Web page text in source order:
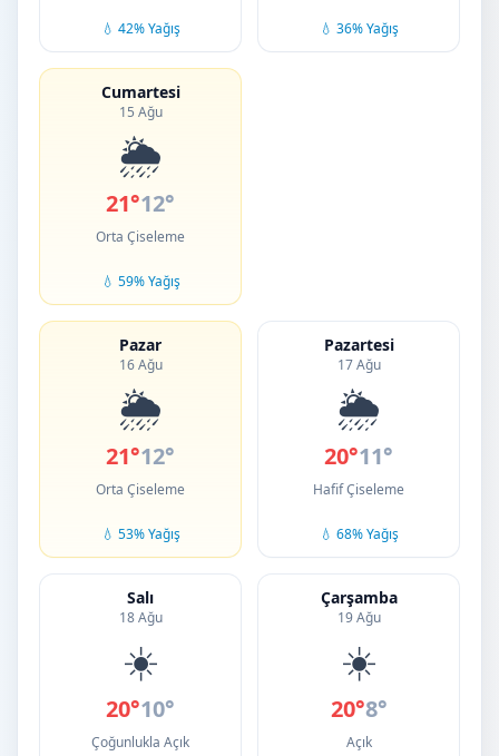
💧 42% Yağış 💧 36% Yağış
Cumartesi
15 Ağu
🌦️
21°12°
Orta Çiseleme
💧 59% Yağış
Pazar
16 Ağu
🌦️
21°12°
Orta Çiseleme
💧 53% Yağış
Pazartesi
17 Ağu
🌦️
20°11°
Hafif Çiseleme
💧 68% Yağış
Salı
18 Ağu
☀️
20°10°
Çoğunlukla Açık
Çarşamba
19 Ağu
☀️
20°8°
Açık